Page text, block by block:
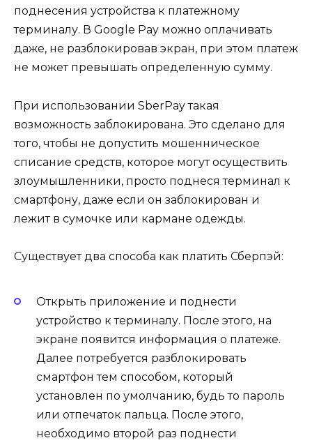
поднесения устройства к платежному
терминалу. В Google Pay можно оплачивать
даже, не разблокировав экран, при этом платеж
не может превышать определенную сумму.
При использовании SberPay такая
возможность заблокирована. Это сделано для
того, чтобы не допустить мошенническое
списание средств, которое могут осуществить
злоумышленники, просто поднеся терминал к
смартфону, даже если он заблокирован и
лежит в сумочке или кармане одежды.
Существует два способа как платить Сберпэй:
Открыть приложение и поднести
устройство к терминалу. После этого, на
экране появится информация о платеже.
Далее потребуется разблокировать
смартфон тем способом, который
установлен по умолчанию, будь то пароль
или отпечаток пальца. После этого,
необходимо второй раз поднести